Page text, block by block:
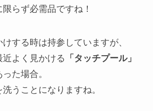
らず必需品ですね！
する時は持参していますが、
よく見かける 「タッチプール」
た場合。
うことになりますね。